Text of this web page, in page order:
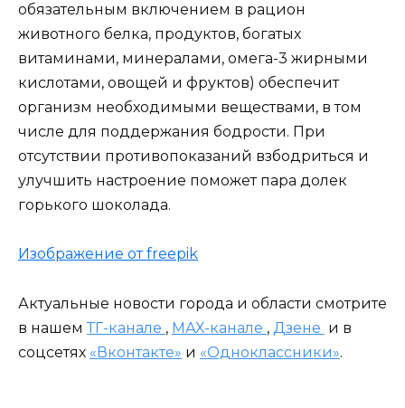
обязательным включением в рацион
животного белка, продуктов, богатых
витаминами, минералами, омега-3 жирными
кислотами, овощей и фруктов) обеспечит
организм необходимыми веществами, в том
числе для поддержания бодрости. При
отсутствии противопоказаний взбодриться и
улучшить настроение поможет пара долек
горького шоколада.
Изображение от freepik
Актуальные новости города и области смотрите
в нашем ТГ-канале , МАХ-канале , Дзене и в
соцсетях «Вконтакте» и «Одноклассники».